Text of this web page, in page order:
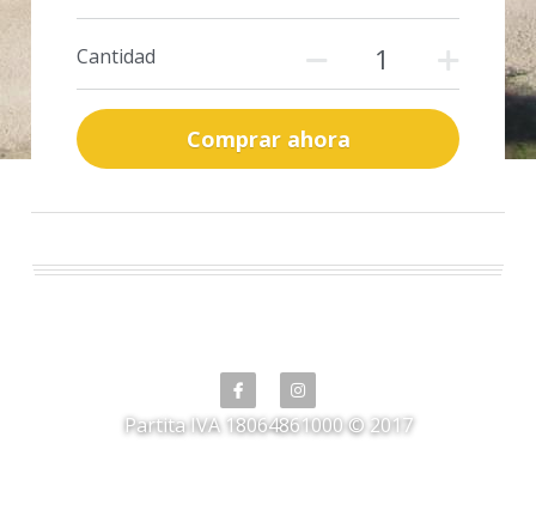
Cantidad
Comprar ahora
Partita IVA 18064861000 © 2017